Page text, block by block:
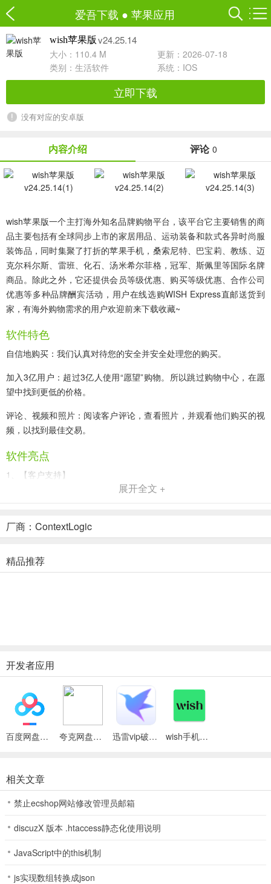
爱吾下载 ● 苹果应用
wish苹果版 v24.25.14
大小：110.4 M
更新：2026-07-18
类别： 生活软件 系统：IOS
立即下载
没有对应的安卓版
内容介绍 评论 0
wish苹果版一个主打海外知名品牌购物平台，该平台它主要销售的商
品主要包括有全球同步上市的家居用品、运动装备和款式各异时尚服
装饰品，同时集聚了打折的苹果手机，桑索尼特、巴宝莉、教练、迈
克尔科尔斯、雷班、化石、汤米希尔菲格，冠军、斯佩里等国际名牌
商品。除此之外，它还提供会员等级优惠、购买等级优惠、合作公司
优惠等多种品牌酬宾活动，用户在线选购WISH Express直邮送货到
家，有海外购物需求的用户欢迎前来下载收藏~
软件特色
自信地购买：我们认真对待您的安全并安全处理您的购买。
加入3亿用户：超过3亿人使用“愿望”购物。所以跳过购物中心，在愿
望中找到更低的价格。
评论、视频和照片：阅读客户评论，查看照片，并观看他们购买的视
频，以找到最佳交易。
软件亮点
1、【客户支持】
2、【免费退货】
另外，如果不完美的话，我们可以轻松退款和免费退货。
4、【5-7天装运】
使用WISH Express加快发货速度！带有wish Express卡车图标的物品
将在5-7天内到达您的门。
5、【节省更多】
旋转闪电战购买赢得更多的储蓄。当你旋转闪电战购买，你赢得额外
6、【获得奖励】
每次购买时收集积分并兑换奖励券。
功能介绍
在时尚、鞋子、小玩意、厨房工具、家居用品、儿童用品、美容、珠
展开全文 +
厂商：ContextLogic
精品推荐
开发者应用
百度网盘绿色免安装Pc电脑版 夸克网盘官方正式版 迅雷vip破解版永久会员2024版 wish手机客户端
相关文章
禁止ecshop网站修改管理员邮箱
discuzX 版本 .htaccess静态化使用说明
JavaScript中的this机制
js实现数组转换成json